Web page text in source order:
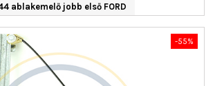
ablakemelő jobb első FORD
-55%